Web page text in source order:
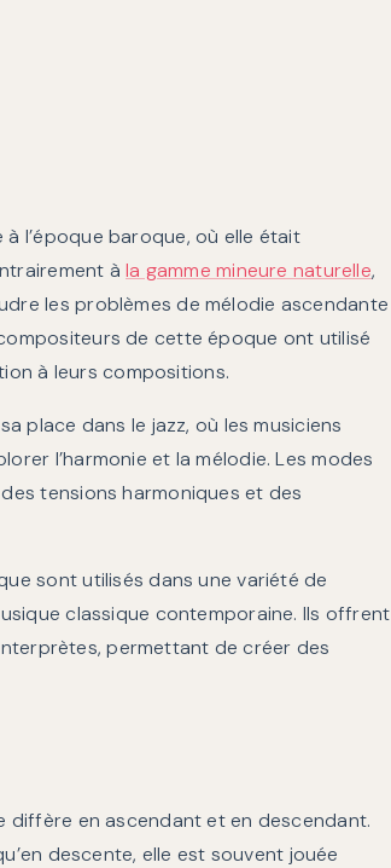
l’époque baroque, où elle était
àla gamme mineure naturelle,
les problèmes de mélodie ascendante
de cette époque ont utilisé
à leurs compositions.
place dans le jazz, où les musiciens
l’harmonie et la mélodie. Les modes
tensions harmoniques et des
sont utilisés dans une variété de
classique contemporaine. Ils offrent
permettant de créer des
diffère en ascendant et en descendant.
descente, elle est souvent jouée